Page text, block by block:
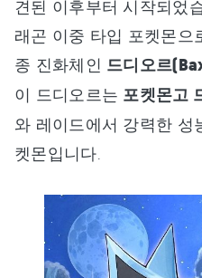
견된 이후부터 시작되었
래곤 이중 타입 포켓몬으
종 진화체인 드디오르
이 드디오르는 포켓몬고
와 레이드에서 강력한 성
켓몬입니다.